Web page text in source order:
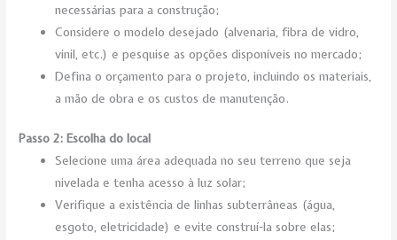
necessárias para a construção;
Considere o modelo desejado (alvenaria, fibra de vidro,
vinil, etc.) e pesquise as opções disponíveis no mercado;
Defina o orçamento para o projeto, incluindo os materiais,
a mão de obra e os custos de manutenção.
Passo 2: Escolha do local
Selecione uma área adequada no seu terreno que seja
nivelada e tenha acesso à luz solar;
Verifique a existência de linhas subterrâneas (água,
esgoto, eletricidade) e evite construí-la sobre elas;